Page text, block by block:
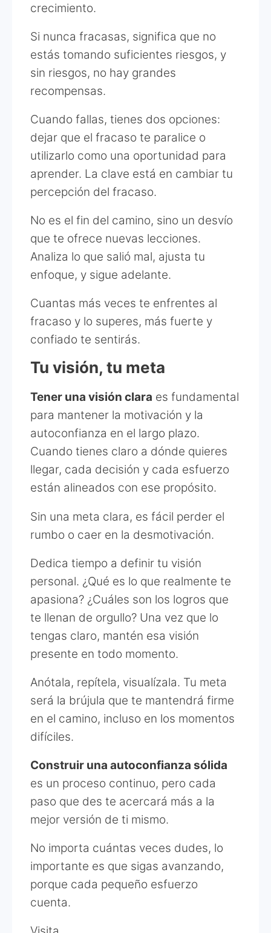
crecimiento.
Si nunca fracasas, significa que no
estás tomando suficientes riesgos, y
sin riesgos, no hay grandes
recompensas.
Cuando fallas, tienes dos opciones:
dejar que el fracaso te paralice o
utilizarlo como una oportunidad para
aprender. La clave está en cambiar tu
percepción del fracaso.
No es el fin del camino, sino un desvío
que te ofrece nuevas lecciones.
Analiza lo que salió mal, ajusta tu
enfoque, y sigue adelante.
Cuantas más veces te enfrentes al
fracaso y lo superes, más fuerte y
confiado te sentirás.
Tu visión, tu meta
Tener una visión clara es fundamental
para mantener la motivación y la
autoconfianza en el largo plazo.
Cuando tienes claro a dónde quieres
llegar, cada decisión y cada esfuerzo
están alineados con ese propósito.
Sin una meta clara, es fácil perder el
rumbo o caer en la desmotivación.
Dedica tiempo a definir tu visión
personal. ¿Qué es lo que realmente te
apasiona? ¿Cuáles son los logros que
te llenan de orgullo? Una vez que lo
tengas claro, mantén esa visión
presente en todo momento.
Anótala, repítela, visualízala. Tu meta
será la brújula que te mantendrá firme
en el camino, incluso en los momentos
difíciles.
Construir una autoconfianza sólida
es un proceso continuo, pero cada
paso que des te acercará más a la
mejor versión de ti mismo.
No importa cuántas veces dudes, lo
importante es que sigas avanzando,
porque cada pequeño esfuerzo
cuenta.